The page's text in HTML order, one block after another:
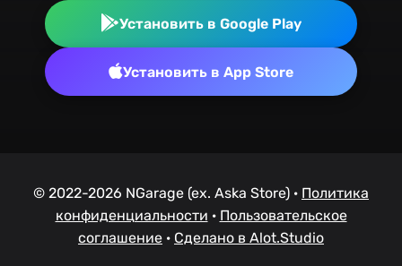
Установить в Google Play
Установить в App Store
© 2022-2026 NGarage (ex. Aska Store) · Политика
конфиденциальности · Пользовательское
соглашение · Сделано в Alot.Studio